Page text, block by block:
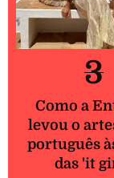
3
Como a
levou o
português
das 'it